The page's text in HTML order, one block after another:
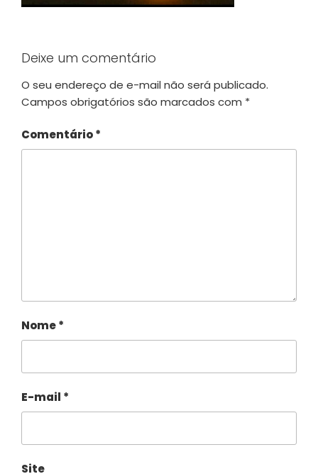
Deixe um comentário
O seu endereço de e-mail não será publicado.
Campos obrigatórios são marcados com *
Comentário*
Nome*
E-mail *
Site